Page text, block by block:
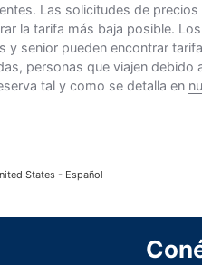
Las solicitudes de
la tarifa más baja posible.
y senior pueden encontrar
personas que viajen debido
tal y como se detalla en
States - Español